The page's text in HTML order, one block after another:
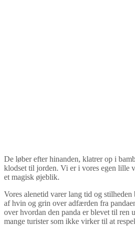
De løber efter hinanden, klatrer op i
klodset til jorden. Vi er i vores egen lille
et magisk øjeblik.
Vores alenetid varer lang tid og
af hvin og grin over adfærden fra
over hvordan den panda er blevet til ren
mange turister som ikke virker til at